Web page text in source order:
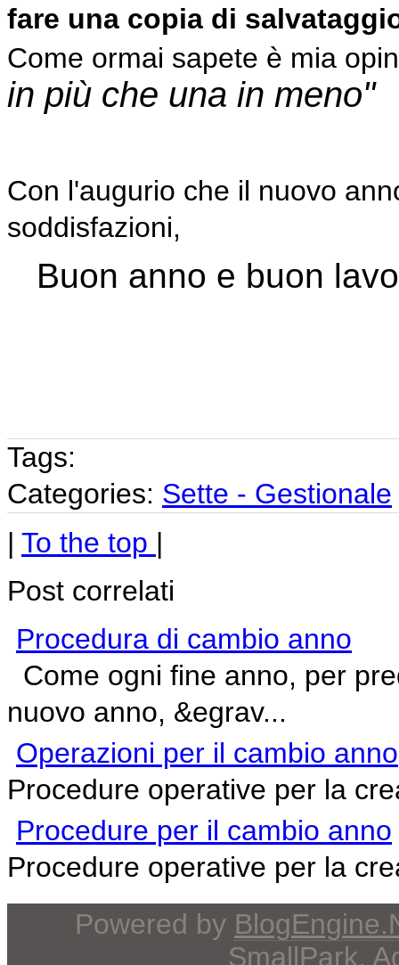
fare una copia di
Come ormai sapete è mia
in più che una in meno"
Con l'augurio che il nuovo
soddisfazioni,
Buon anno e buon
Tags:
Categories: Sette - Gestionale
| To the top |
Post correlati
Procedura di cambio anno
Come ogni fine anno, per
nuovo anno, &egrav...
Operazioni per il cambio anno
Procedure operative per la
Procedure per il cambio anno
Procedure operative per la
Powered by
SmallPark,